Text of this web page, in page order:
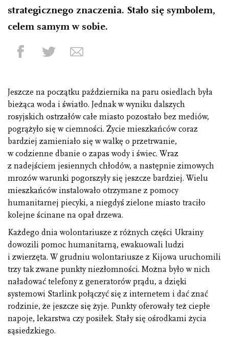
strategicznego znaczenia. Stało się symbolem,
celem samym w sobie.
Jeszcze na początku października na paru osiedlach była
bieżąca woda i światło. Jednak w wyniku dalszych
rosyjskich ostrzałów całe miasto pozostało bez mediów,
pogrążyło się w ciemności. Życie mieszkańców coraz
bardziej zamieniało się w walkę o przetrwanie,
w codzienne dbanie o zapas wody i świec. Wraz
z nadejściem jesiennych chłodów, a następnie zimowych
mrozów warunki pogorszyły się jeszcze bardziej. Wielu
mieszkańców instalowało otrzymane z pomocy
humanitarnej piecyki, a niegdyś zielone miasto traciło
kolejne ścinane na opał drzewa.
Każdego dnia wolontariusze z różnych części Ukrainy
dowozili pomoc humanitarną, ewakuowali ludzi
i zwierzęta. W grudniu wolontariusze z Kijowa uruchomili
trzy tak zwane punkty niezłomności. Można było w nich
naładować telefony z generatorów prądu, a dzięki
systemowi Starlink połączyć się z internetem i dać znać
rodzinie, że jeszcze się żyje. Punkty oferowały też ciepłe
napoje, lekarstwa czy posiłek. Stały się ośrodkami życia
sąsiedzkiego.